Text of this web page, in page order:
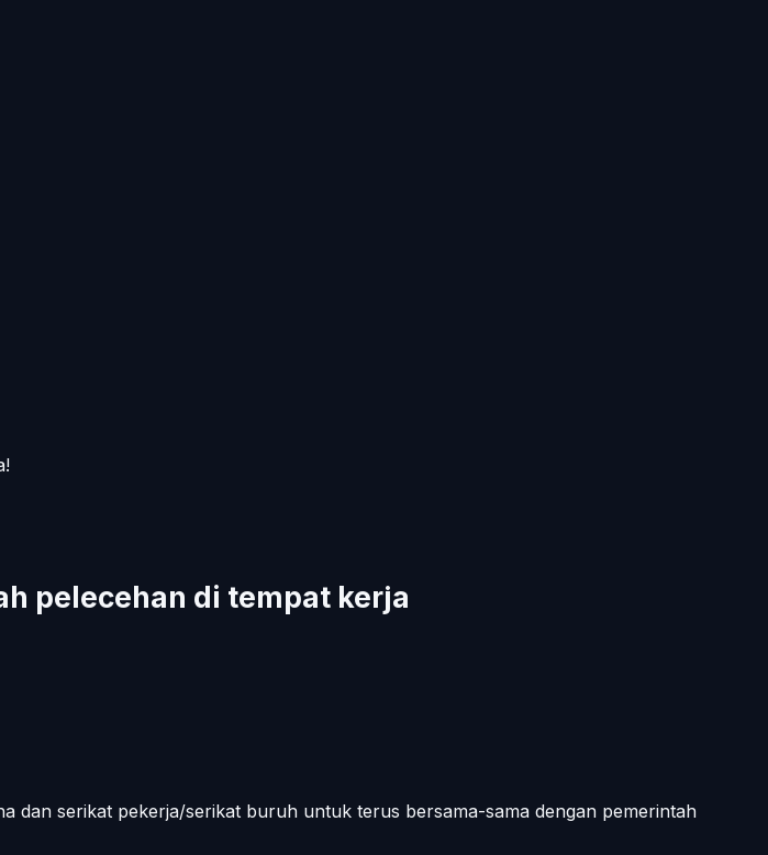
pelecehan di tempat kerja
dan serikat pekerja/serikat buruh untuk terus bersama-sama dengan pemerintah